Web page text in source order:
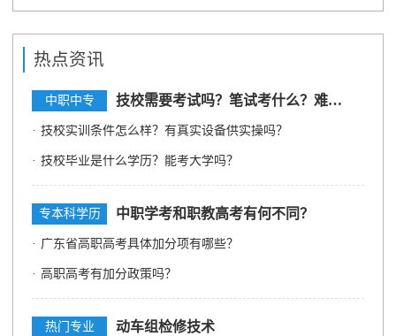
（2025-2027年）。本轮共有27所高职院校（含职业技术大学）脱颖
关乎学校荣誉，更直接决定未来三年省级财政支持、产教资源倾斜和
社会资本关注度，因此被誉为“省双高2.0版”的最强风向标。
2024年普通高等学校部分特殊类型招生基本要求
2024年普通高等学校部分特殊类型招生基本要求明晰相关类型人才选
拔培养定位，科学确定本校报考条件、资格审核程序，会同各地严格
审核考生的身份、学籍、省级统考、校考、高考报名等信息。
热点资讯
中职中专 技校需要考试吗？笔试考什么？难不难？
· 技校实训条件怎么样？有真实设备供实操吗？
· 技校毕业是什么学历？能考大学吗？
专本科学历 中职学考和职教高考有何不同？
· 广东省高职高考具体加分项有哪些？
· 高职高考有加分政策吗？
热门专业 动车组检修技术